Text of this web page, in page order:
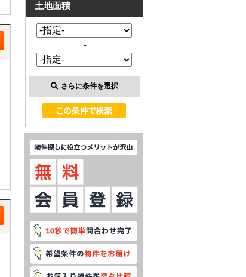
土地面積
～
さらに条件を選択